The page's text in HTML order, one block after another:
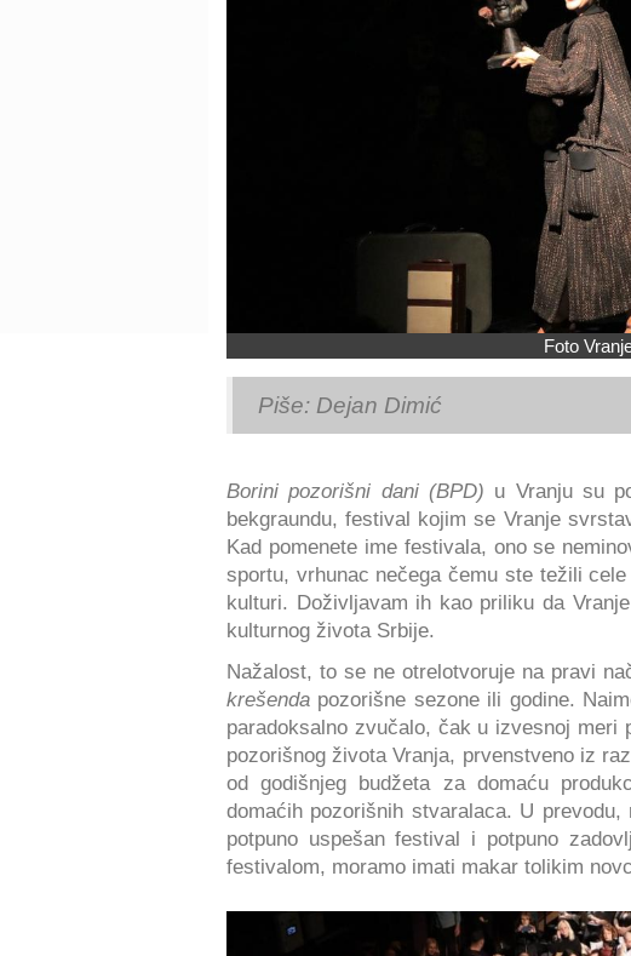
Foto
Piše: Dejan Dimić
Borini pozorišni dani (BPD) u Vranju su
bekgraundu, festival kojim se Vranje
Kad pomenete ime festivala, ono se
sportu, vrhunac nečega čemu ste težili
kulturi. Doživljavam ih kao priliku da
kulturnog života Srbije.
Nažalost, to se ne otrelotvoruje na pravi
krešenda pozorišne sezone ili godine.
paradoksalno zvučalo, čak u izvesnoj
pozorišnog života Vranja, prvenstveno iz
od godišnjeg budžeta za domaću
domaćih pozorišnih stvaralaca. U prevodu,
potpuno uspešan festival i potpuno
festivalom, moramo imati makar tolikim